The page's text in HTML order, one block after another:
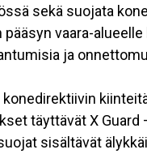
sekä suojata
vaara-
ja
täyttävät X Guard
sisältävät